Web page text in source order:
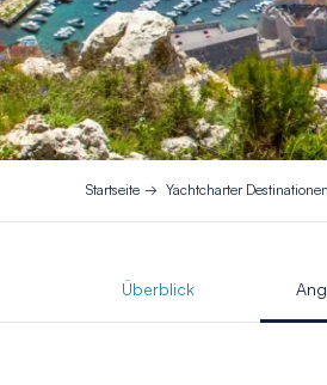
Startseite Yachtcharter Destinationen
Überblick